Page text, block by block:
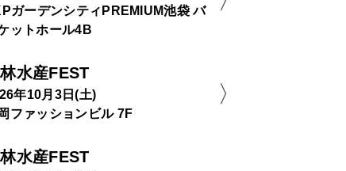
ガーデンシティPREMIUM池袋 バ
ットホール4B
水産FEST
年10月3日(土)
ファッションビル 7F
水産FEST